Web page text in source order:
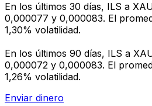
En los últimos 30 días, ILS a
0,000077 y 0,000083. El
1,30% volatilidad.
En los últimos 90 días, ILS a
0,000072 y 0,000083. El
1,26% volatilidad.
Enviar dinero